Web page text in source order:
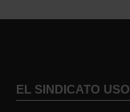
EL SINDICATO USO